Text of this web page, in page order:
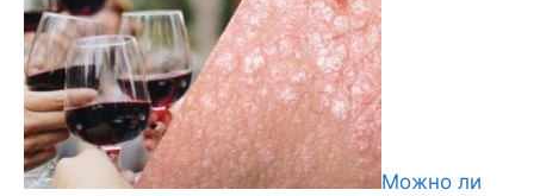
Можно ли